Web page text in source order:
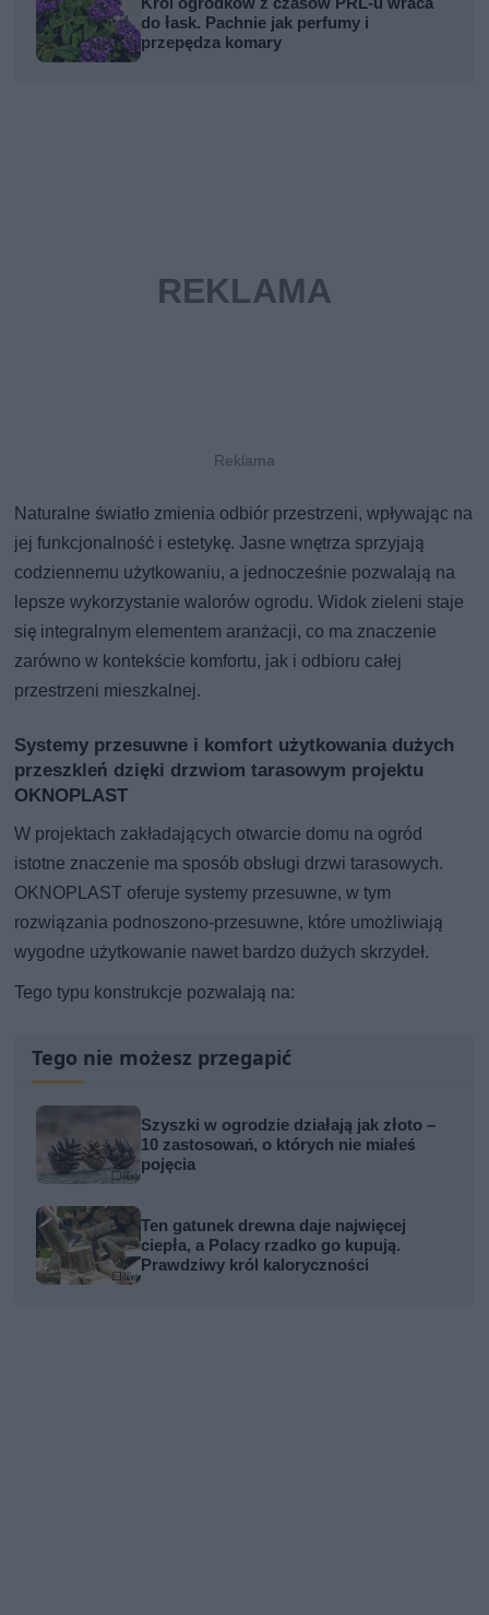
do łask. Pachnie jak perfumy i
przepędza komary
Naturalne światło zmienia odbiór przestrzeni, wpływając na
jej funkcjonalność i estetykę. Jasne wnętrza sprzyjają
codziennemu użytkowaniu, a jednocześnie pozwalają na
lepsze wykorzystanie walorów ogrodu. Widok zieleni staje
się integralnym elementem aranżacji, co ma znaczenie
zarówno w kontekście komfortu, jak i odbioru całej
przestrzeni mieszkalnej.
Systemy przesuwne i komfort użytkowania dużych
przeszkleń dzięki drzwiom tarasowym projektu
OKNOPLAST
W projektach zakładających otwarcie domu na ogród
istotne znaczenie ma sposób obsługi drzwi tarasowych.
OKNOPLAST oferuje systemy przesuwne, w tym
rozwiązania podnoszono-przesuwne, które umożliwiają
wygodne użytkowanie nawet bardzo dużych skrzydeł.
Tego typu konstrukcje pozwalają na:
Tego nie możesz przegapić
Szyszki w ogrodzie działają jak złoto –
10 zastosowań, o których nie miałeś
pojęcia
Ten gatunek drewna daje najwięcej
ciepła, a Polacy rzadko go kupują.
Prawdziwy król kaloryczności